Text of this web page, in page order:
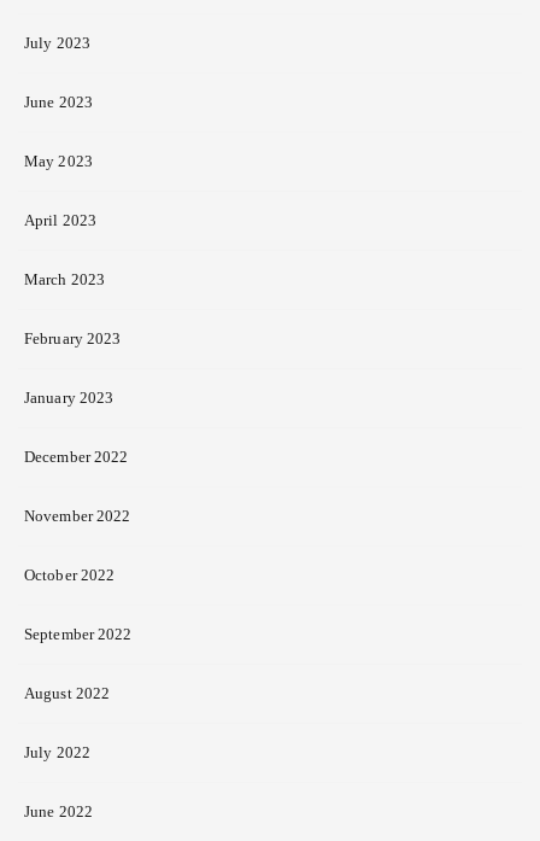
July 2023
June 2023
May 2023
April 2023
March 2023
February 2023
January 2023
December 2022
November 2022
October 2022
September 2022
August 2022
July 2022
June 2022